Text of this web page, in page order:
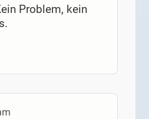
Problem, kein